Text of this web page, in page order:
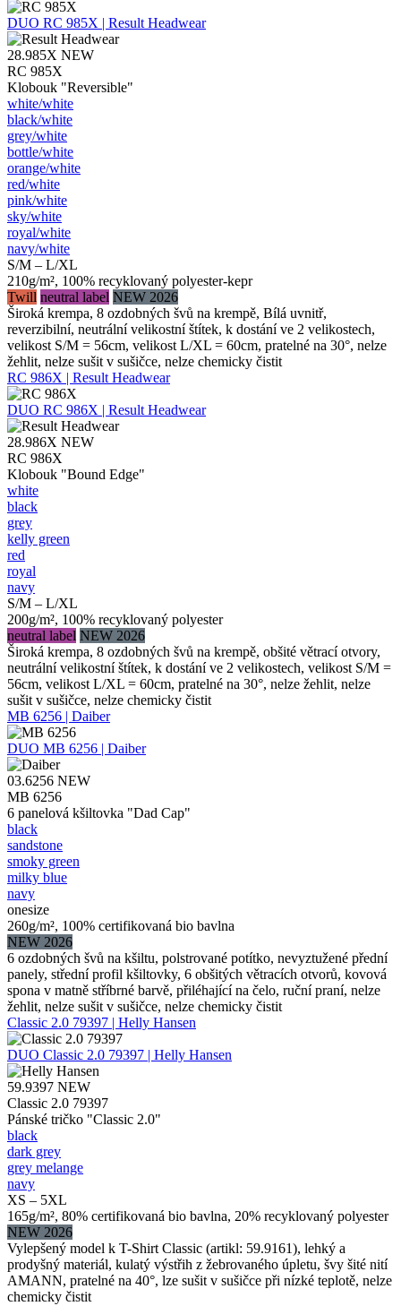
DUO RC 985X | Result Headwear
28.985X NEW
RC 985X
Klobouk "Reversible"
white/​white
black/​white
grey/​white
bottle/​white
orange/​white
red/​white
pink/​white
sky/​white
royal/​white
navy/​white
S/M – L/XL
210g/m², 100% recyklovaný polyester-kepr
Twill neutral label NEW 2026
Široká krempa, 8 ozdobných švů na krempě, Bílá uvnitř,
reverzibilní, neutrální velikostní štítek, k dostání ve 2 velikostech,
velikost S/M = 56cm, velikost L/XL = 60cm, pratelné na 30°, nelze
žehlit, nelze sušit v sušičce, nelze chemicky čistit
RC 986X | Result Headwear
DUO RC 986X | Result Headwear
28.986X NEW
RC 986X
Klobouk "Bound Edge"
white
black
grey
kelly green
red
royal
navy
S/M – L/XL
200g/m², 100% recyklovaný polyester
neutral label NEW 2026
Široká krempa, 8 ozdobných švů na krempě, obšité větrací otvory,
neutrální velikostní štítek, k dostání ve 2 velikostech, velikost S/M =
56cm, velikost L/XL = 60cm, pratelné na 30°, nelze žehlit, nelze
sušit v sušičce, nelze chemicky čistit
MB 6256 | Daiber
DUO MB 6256 | Daiber
03.6256 NEW
MB 6256
6 panelová kšiltovka "Dad Cap"
black
sandstone
smoky green
milky blue
navy
onesize
260g/m², 100% certifikovaná bio bavlna
NEW 2026
6 ozdobných švů na kšiltu, polstrované potítko, nevyztužené přední
panely, střední profil kšiltovky, 6 obšitých větracích otvorů, kovová
spona v matně stříbrné barvě, přiléhající na čelo, ruční praní, nelze
žehlit, nelze sušit v sušičce, nelze chemicky čistit
Classic 2.0 79397 | Helly Hansen
DUO Classic 2.0 79397 | Helly Hansen
59.9397 NEW
Classic 2.0 79397
Pánské tričko "Classic 2.0"
black
dark grey
grey melange
navy
XS – 5XL
165g/m², 80% certifikovaná bio bavlna, 20% recyklovaný polyester
NEW 2026
Vylepšený model k T-Shirt Classic (artikl: 59.9161), lehký a
prodyšný materiál, kulatý výstřih z žebrovaného úpletu, švy šité nití
AMANN, pratelné na 40°, lze sušit v sušičce při nízké teplotě, nelze
chemicky čistit